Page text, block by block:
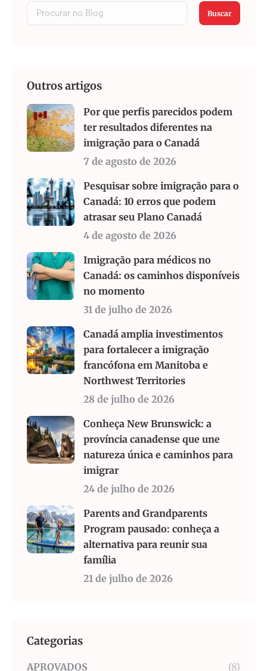
Buscar
Outros artigos
Por que perfis parecidos podem
ter resultados diferentes na
imigração para o Canadá
7 de agosto de 2026
Pesquisar sobre imigração para o
Canadá: 10 erros que podem
atrasar seu Plano Canadá
4 de agosto de 2026
Imigração para médicos no
Canadá: os caminhos disponíveis
no momento
31 de julho de 2026
Canadá amplia investimentos
para fortalecer a imigração
francófona em Manitoba e
Northwest Territories
28 de julho de 2026
Conheça New Brunswick: a
província canadense que une
natureza única e caminhos para
imigrar
24 de julho de 2026
Parents and Grandparents
Program pausado: conheça a
alternativa para reunir sua
família
21 de julho de 2026
Categorias
APROVADOS (8)